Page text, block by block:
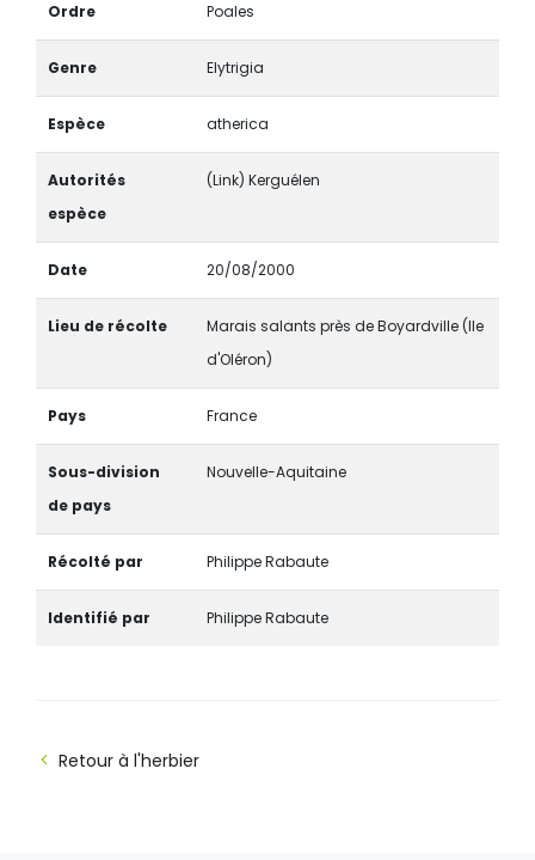
Ordre Poales
Genre Elytrigia
Espèce atherica
Autorités
espèce
(Link) Kerguélen
Date 20/08/2000
Lieu de récolte
Marais salants près de Boyardville (Ile
d'Oléron)
Pays France
Sous-division
de pays
Nouvelle-Aquitaine
Récolté par Philippe Rabaute
Identifié par Philippe Rabaute
Retour à l'herbier